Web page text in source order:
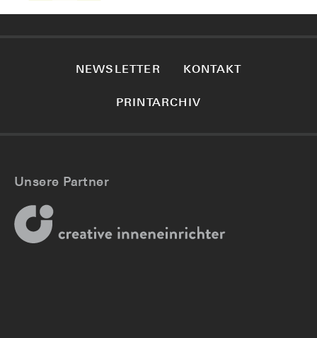
NEWSLETTER KONTAKT
PRINTARCHIV
Unsere Partner